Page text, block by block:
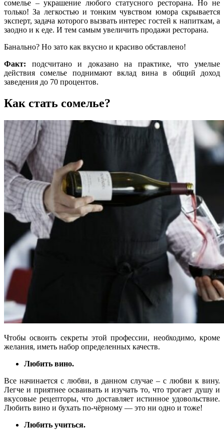
сомелье – украшение любого статусного ресторана. Но не
только! За легкостью и тонким чувством юмора скрывается
эксперт, задача которого вызвать интерес гостей к напиткам, а
заодно и к еде. И тем самым увеличить продажи ресторана.
Банально? Но зато как вкусно и красиво обставлено!
Факт: подсчитано и доказано на практике, что умелые
действия сомелье поднимают вклад вина в общий доход
заведения до 70 процентов.
Как стать сомелье?
Чтобы освоить секреты этой профессии, необходимо, кроме
желания, иметь набор определенных качеств.
Любить вино.
Все начинается с любви, в данном случае – с любви к вину.
Легче и приятнее осваивать и изучать то, что трогает душу и
вкусовые рецепторы, что доставляет истинное удовольствие.
Любить вино и бухать по-чёрному — это ни одно и тоже!
Любить учиться.